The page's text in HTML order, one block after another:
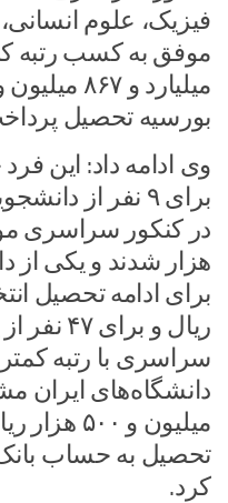
فیزیک، علوم
موفق به کسب رتبه
بورسیه تحصیل
وی ادامه داد: این
برای ۹ نفر از
در کنکور سراسری
هزار شدند و یکی از
ریال و
سراسری با رتبه
میلیون و
تحصیل به حساب بانک
کرد.